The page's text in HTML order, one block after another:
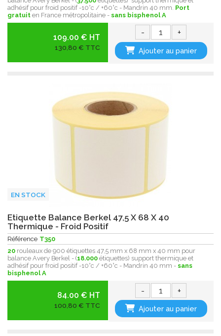
adhésif pour froid positif -10°c / +60°c - Mandrin 40 mm. Port
gratuit en France métropolitaine - sans bisphenol A
109.00 € HT
130,80 € TTC
- +
Ajouter au panier
EN STOCK
Etiquette Balance Berkel 47,5 X 68 X 40
Thermique - Froid Positif
Référence T350
20 rouleaux de 900 étiquettes 47,5 mm x 68 mm x 40 mm pour
balance Avery Berkel - (18.000 étiquettes) support thermique et
adhésif pour froid positif -10°c / +60°c - Mandrin 40 mm - sans
bisphenol A
84.00 € HT
100,80 € TTC
- +
Ajouter au panier